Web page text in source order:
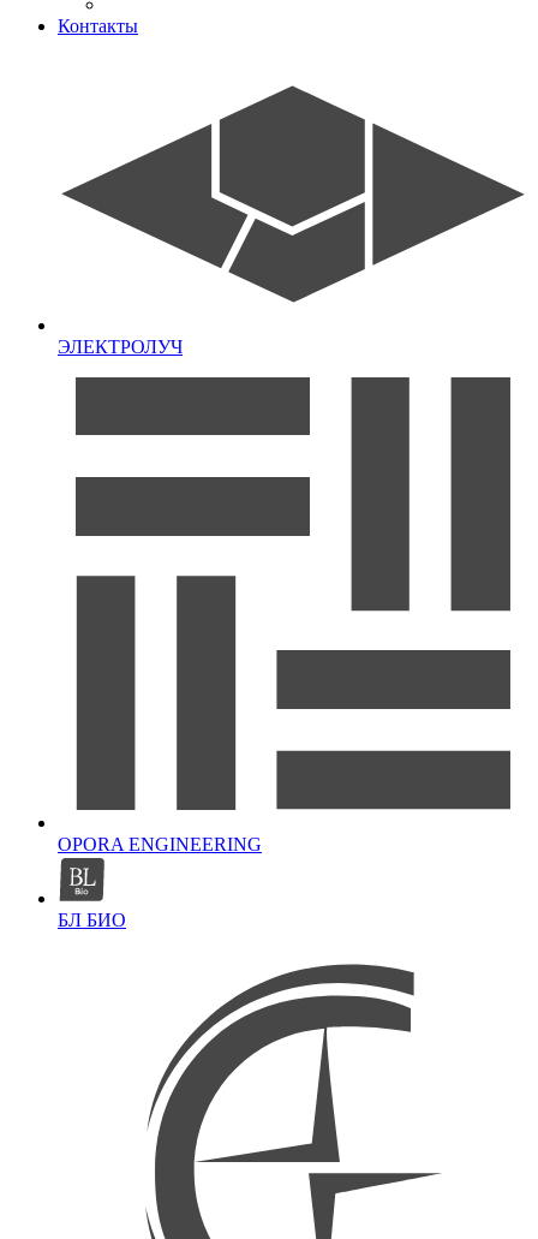
Контакты
ЭЛЕКТРОЛУЧ
OPORA ENGINEERING
БЛ БИО